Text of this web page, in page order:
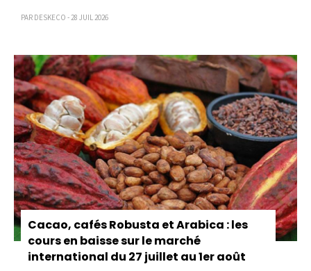
PAR DESKECO - 28 JUIL 2026
Cacao, cafés Robusta et Arabica : les
cours en baisse sur le marché
international du 27 juillet au 1er août